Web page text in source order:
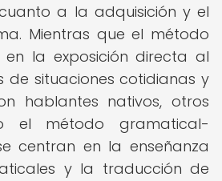
a la adquisición y el
Mientras que el método
la exposición directa al
de situaciones cotidianas y
hablantes nativos, otros
el método gramatical-
centran en la enseñanza
y la traducción de